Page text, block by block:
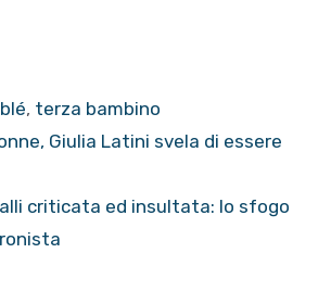
, terza bambino
Giulia Latini svela di essere
criticata ed insultata: lo sfogo